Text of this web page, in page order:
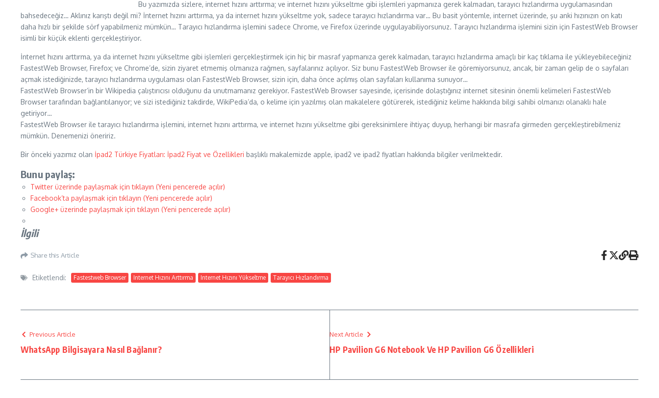
Bu yazımızda sizlere, internet hızını arttırma; ve internet hızını yükseltme gibi işlemleri yapmanıza gerek kalmadan, tarayıcı hızlandırma uygulamasından
bahsedeceğiz… Aklınız karıştı değil mi? İnternet hızını arttırma, ya da internet hızını yükseltme yok, sadece tarayıcı hızlandırma var… Bu basit yöntemle, internet üzerinde, şu anki hızınızın on katı
daha hızlı bir şekilde sörf yapabilmeniz mümkün… Tarayıcı hızlandırma işlemini sadece Chrome, ve Firefox üzerinde uygulayabiliyorsunuz. Tarayıcı hızlandırma işlemini sizin için FastestWeb Browser
isimli bir küçük eklenti gerçekleştiriyor.
İnternet hızını arttırma, ya da internet hızını yükseltme gibi işlemleri gerçekleştirmek için hiç bir masraf yapmanıza gerek kalmadan, tarayıcı hızlandırma amaçlı bir kaç tıklama ile yükleyebileceğiniz
FastestWeb Browser, Firefox; ve Chrome’de, sizin ziyaret etmemiş olmanıza rağmen, sayfalarınız açılıyor. Siz bunu FastestWeb Browser ile göremiyorsunuz, ancak, bir zaman gelip de o sayfaları
açmak istediğinizde, tarayıcı hızlandırma uygulaması olan FastestWeb Browser, sizin için, daha önce açılmış olan sayfaları kullanıma sunuyor…
FastestWeb Browser’in bir Wikipedia çalıştırıcısı olduğunu da unutmamanız gerekiyor. FastestWeb Browser sayesinde, içerisinde dolaştığınız internet sitesinin önemli kelimeleri FastestWeb
Browser tarafından bağlantılanıyor; ve sizi istediğiniz takdirde, WikiPedia’da, o kelime için yazılmış olan makalelere götürerek, istediğiniz kelime hakkında bilgi sahibi olmanızı olanaklı hale
getiriyor…
FastestWeb Browser ile tarayıcı hızlandırma işlemini, internet hızını arttırma, ve internet hızını yükseltme gibi gereksinimlere ihtiyaç duyup, herhangi bir masrafa girmeden gerçekleştirebilmeniz
mümkün. Denemenizi öneririz.
Bir önceki yazımız olan İpad2 Türkiye Fiyatları: İpad2 Fiyat ve Özellikleri başlıklı makalemizde apple, ipad2 ve ipad2 fiyatları hakkında bilgiler verilmektedir.
Bunu paylaş:
Twitter üzerinde paylaşmak için tıklayın (Yeni pencerede açılır)
Facebook’ta paylaşmak için tıklayın (Yeni pencerede açılır)
Google+ üzerinde paylaşmak için tıklayın (Yeni pencerede açılır)
İlgili
Share this Article
Etiketlendi: Fastestweb Browser Internet Hızını Arttırma Internet Hızını Yükseltme Tarayıcı Hızlandırma
Previous Article
WhatsApp Bilgisayara Nasıl Bağlanır?
Next Article
HP Pavilion G6 Notebook Ve HP Pavilion G6 Özellikleri